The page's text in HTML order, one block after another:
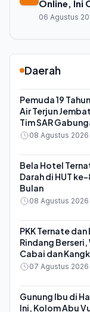
Online, Ini
06 Agustus
Daerah
Pemuda 19
Air Terjun
Tim SAR
08 Agustus 2026
Bela Hotel
Darah di HUT
Bulan
08 Agustus 2026
PKK Ternate
Rindang
Cabai dan
07 Agustus 2026
Gunung Ibu di
Ini, Kolom Abu